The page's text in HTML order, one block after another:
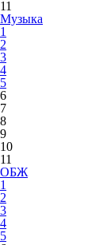
11
Музыка
1
2
3
4
5
6
7
8
9
10
11
ОБЖ
1
2
3
4
5